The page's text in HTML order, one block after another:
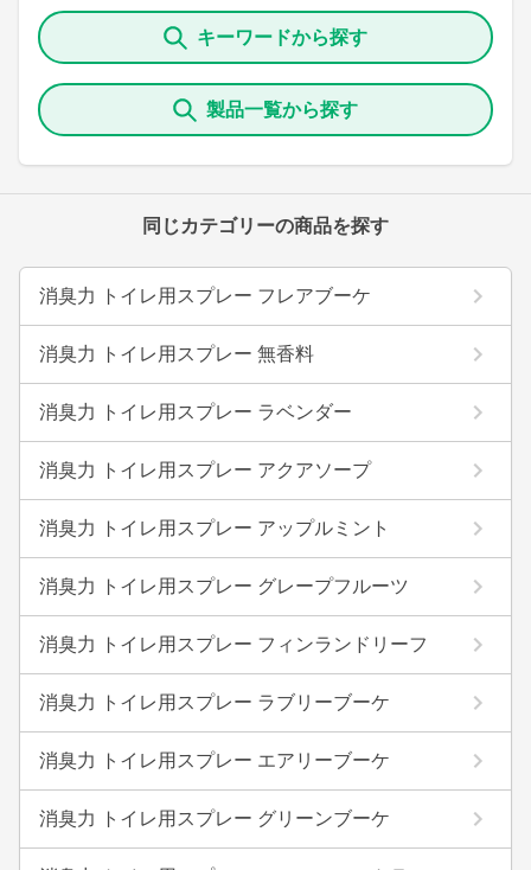
キーワードから探す
製品一覧から探す
同じカテゴリーの商品を探す
消臭力 トイレ用スプレー フレアブーケ
消臭力 トイレ用スプレー 無香料
消臭力 トイレ用スプレー ラベンダー
消臭力 トイレ用スプレー アクアソープ
消臭力 トイレ用スプレー アップルミント
消臭力 トイレ用スプレー グレープフルーツ
消臭力 トイレ用スプレー フィンランドリーフ
消臭力 トイレ用スプレー ラブリーブーケ
消臭力 トイレ用スプレー エアリーブーケ
消臭力 トイレ用スプレー グリーンブーケ